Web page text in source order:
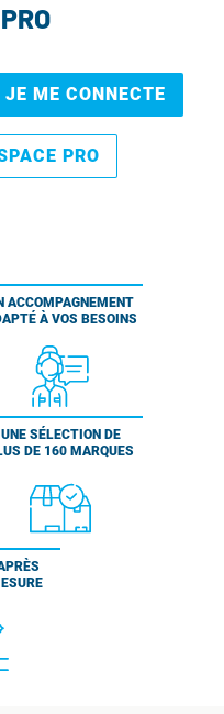
ME CONNECTE
PRO
ACCOMPAGNEMENT
À VOS BESOINS
UNE SÉLECTION DE
DE 160 MARQUES